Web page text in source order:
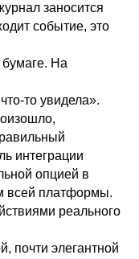
заносится
событие, это
бумаге. На
то увидела».
интеграции
опцией в
всей платформы.
реального
почти элегантной